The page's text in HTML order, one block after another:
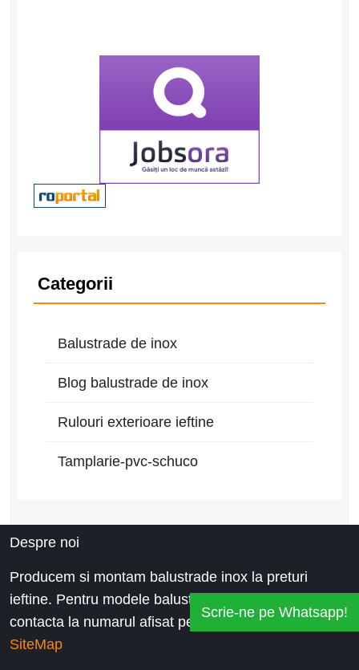
Categorii
Balustrade de inox
Blog balustrade de inox
Rulouri exterioare ieftine
Tamplarie-pvc-schuco
Despre noi
Producem si montam balustrade inox la preturi
ieftine. Pentru modele balustrade de inox, ne puteti
contacta la numarul afisat pe website.
SiteMap
Scrie-ne pe Whatsapp!